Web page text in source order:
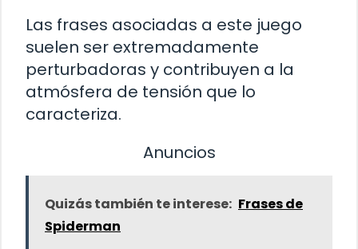
Las frases asociadas a este juego
suelen ser extremadamente
perturbadoras y contribuyen a la
atmósfera de tensión que lo
caracteriza.
Anuncios
Quizás también te interese: Frases de
Spiderman